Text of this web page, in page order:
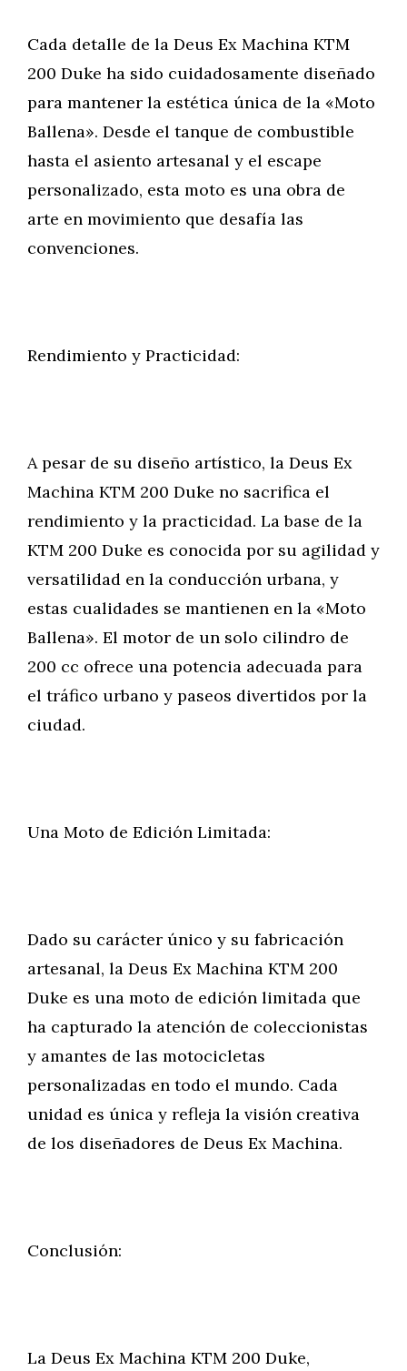
Cada detalle de la Deus Ex Machina KTM
200 Duke ha sido cuidadosamente diseñado
para mantener la estética única de la «Moto
Ballena». Desde el tanque de combustible
hasta el asiento artesanal y el escape
personalizado, esta moto es una obra de
arte en movimiento que desafía las
convenciones.
Rendimiento y Practicidad:
A pesar de su diseño artístico, la Deus Ex
Machina KTM 200 Duke no sacrifica el
rendimiento y la practicidad. La base de la
KTM 200 Duke es conocida por su agilidad y
versatilidad en la conducción urbana, y
estas cualidades se mantienen en la «Moto
Ballena». El motor de un solo cilindro de
200 cc ofrece una potencia adecuada para
el tráfico urbano y paseos divertidos por la
ciudad.
Una Moto de Edición Limitada:
Dado su carácter único y su fabricación
artesanal, la Deus Ex Machina KTM 200
Duke es una moto de edición limitada que
ha capturado la atención de coleccionistas
y amantes de las motocicletas
personalizadas en todo el mundo. Cada
unidad es única y refleja la visión creativa
de los diseñadores de Deus Ex Machina.
Conclusión:
La Deus Ex Machina KTM 200 Duke,